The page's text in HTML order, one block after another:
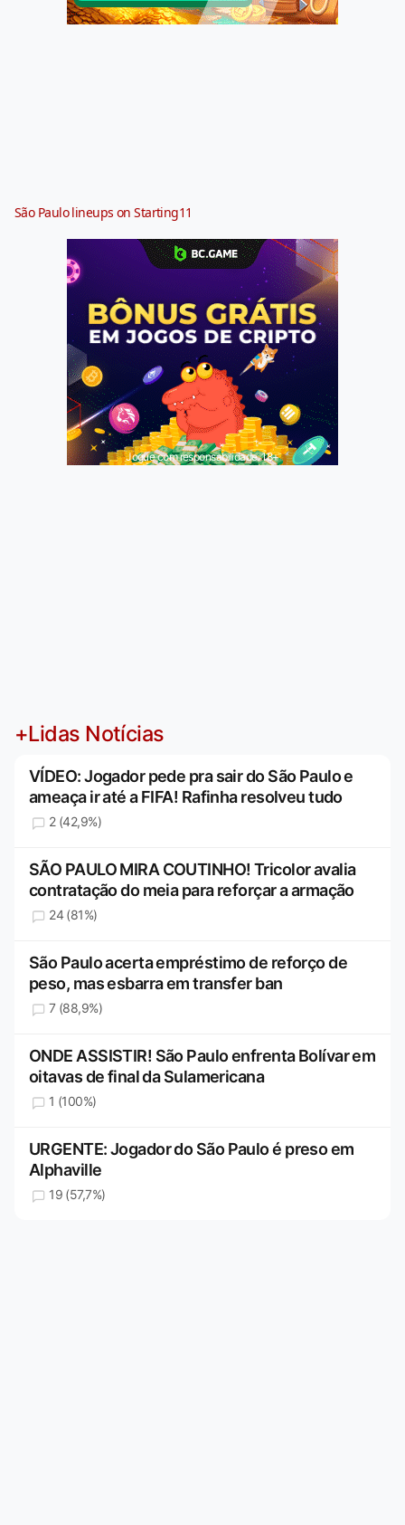
São Paulo lineups on Starting11
Jogue com responsabilidade. 18+
+Lidas Notícias
VÍDEO: Jogador pede pra sair do São Paulo e
ameaça ir até a FIFA! Rafinha resolveu tudo
2 (42,9%)
SÃO PAULO MIRA COUTINHO! Tricolor avalia
contratação do meia para reforçar a armação
24 (81%)
São Paulo acerta empréstimo de reforço de
peso, mas esbarra em transfer ban
7 (88,9%)
ONDE ASSISTIR! São Paulo enfrenta Bolívar em
oitavas de final da Sulamericana
1 (100%)
URGENTE: Jogador do São Paulo é preso em
Alphaville
19 (57,7%)